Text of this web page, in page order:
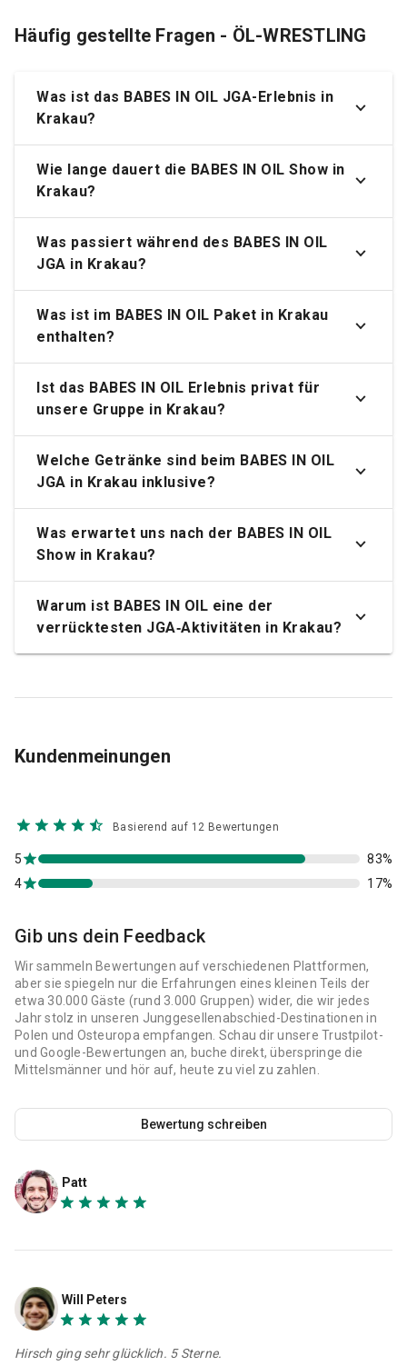
Häufig gestellte Fragen - ÖL-WRESTLING
Was ist das BABES IN OIL JGA-Erlebnis in
Krakau?
Wie lange dauert die BABES IN OIL Show in
Krakau?
Was passiert während des BABES IN OIL
JGA in Krakau?
Was ist im BABES IN OIL Paket in Krakau
enthalten?
Ist das BABES IN OIL Erlebnis privat für
unsere Gruppe in Krakau?
Welche Getränke sind beim BABES IN OIL
JGA in Krakau inklusive?
Was erwartet uns nach der BABES IN OIL
Show in Krakau?
Warum ist BABES IN OIL eine der
verrücktesten JGA‑Aktivitäten in Krakau?
Kundenmeinungen
Basierend auf 12 Bewertungen
4 17%
5 83%
Gib uns dein Feedback
Wir sammeln Bewertungen auf verschiedenen Plattformen,
aber sie spiegeln nur die Erfahrungen eines kleinen Teils der
etwa 30.000 Gäste (rund 3.000 Gruppen) wider, die wir jedes
Jahr stolz in unseren Junggesellenabschied-Destinationen in
Polen und Osteuropa empfangen. Schau dir unsere Trustpilot-
und Google-Bewertungen an, buche direkt, überspringe die
Mittelsmänner und hör auf, heute zu viel zu zahlen.
Bewertung schreiben
Patt
Will Peters
Hirsch ging sehr glücklich. 5 Sterne.